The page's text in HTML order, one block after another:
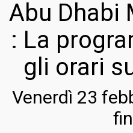
Abu Dhabi
: La
gli orari
Venerdì 23